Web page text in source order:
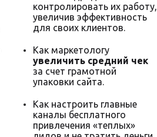
контролировать их работу,
увеличив эффективность
для своих клиентов.
Как маркетологу
увеличить средний чек
за счет грамотной
упаковки сайта.
Как настроить главные
каналы бесплатного
привлечения «теплых»